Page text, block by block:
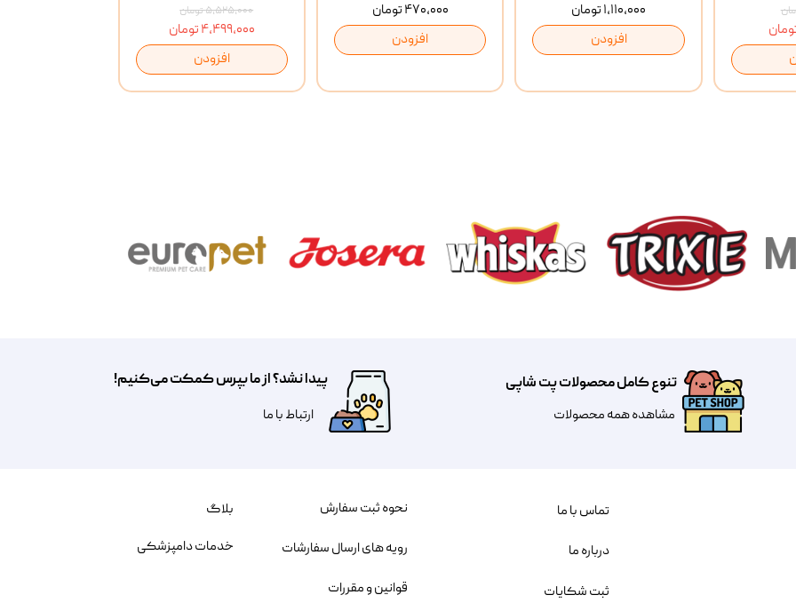
۵,۵۲۵,۰۰۰ تومان
۴,۴۹۹,۰۰۰ تومان
افزودن
۴۷۰,۰۰۰ تومان
افزودن
۱,۱۱۰,۰۰۰ تومان
افزودن
تنوع کامل محصولات پت شاپی
مشاهده همه محصولات
پیدا نشد؟ از ما بپرس کمکت می‌کنیم!
​​​ارتباط با ما
نحوه ثبت سفارش
رویه های ارسال سفارشات
قوانین و مقررات
تماس با ما
درباره ما
ثبت شکایات
بلاگ
خدمات دامپزشکی